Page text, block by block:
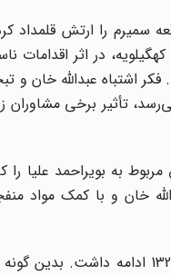
سمیرم را ارتش قلمداد
در اثر اقدامات
فکر اشتباه عبدالله خان
تأثیر برخی مشاوران
مناطق مربوط به
خان و با کمک مواد
جنگهای خونین بویراحمد علیا و سفلی